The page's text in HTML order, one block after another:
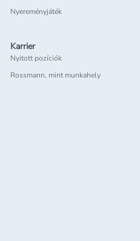
Nyereményjáték
Karrier
Nyitott pozíciók
Rossmann, mint munkahely